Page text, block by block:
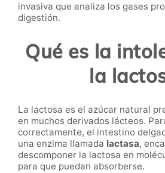
invasiva que analiza los gases
digestión.
Qué es la
la
La lactosa es el azúcar natural
en muchos derivados lácteos.
correctamente, el intestino
una enzima llamada lactasa,
descomponer la lactosa en
para que puedan absorberse.